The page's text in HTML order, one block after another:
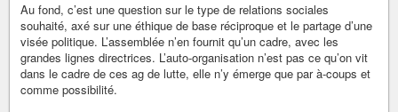
Au fond, c’est une question sur le type de relations sociales
souhaité, axé sur une éthique de base réciproque et le partage d’une
visée politique. L’assemblée n’en fournit qu’un cadre, avec les
grandes lignes directrices. L’auto-organisation n’est pas ce qu’on vit
dans le cadre de ces ag de lutte, elle n’y émerge que par à-coups et
comme possibilité.